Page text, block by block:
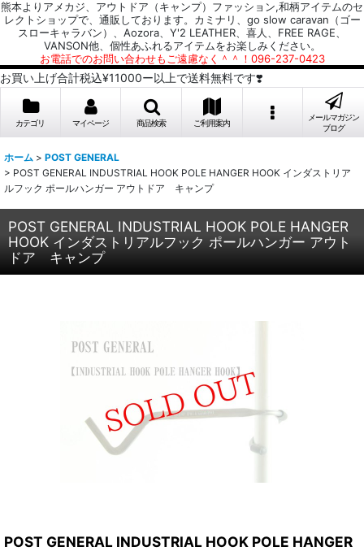
熊本よりアメカジ、アウトドア（キャンプ）ファッション,和柄アイテムのセ
レクトショップで、通販しております。カミナリ、go slow caravan（ゴー
スローキャラバン）、Aozora、Y'2 LEATHER、喜人、FREE RAGE、
VANSON他、個性あふれるアイテムをお楽しみください。
お電話でのお問い合わせもご遠慮なく＾＾！096-237-0423
お買い上げ合計税込¥11000ー以上で送料無料です❣️
カテゴリ マイページ 商品検索 ご利用案内
メールマガジン
ブログ
ホーム > POST GENERAL
> POST GENERAL INDUSTRIAL HOOK POLE HANGER HOOK インダストリア
ルフック ポールハンガー アウトドア キャンプ
POST GENERAL INDUSTRIAL HOOK POLE HANGER
HOOK インダストリアルフック ポールハンガー アウト
ドア キャンプ
POST GENERAL INDUSTRIAL HOOK POLE HANGER